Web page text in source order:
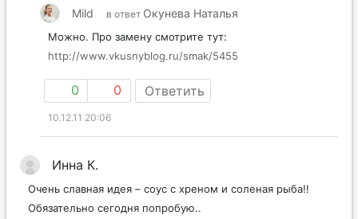
Mild в ответ Окунева Наталья
Можно. Про замену смотрите тут:
http://www.vkusnyblog.ru/smak/5455
0 0 Ответить
10.12.11 20:06
Инна К.
Очень славная идея – соус с хреном и соленая рыба!!
Обязательно сегодня попробую..